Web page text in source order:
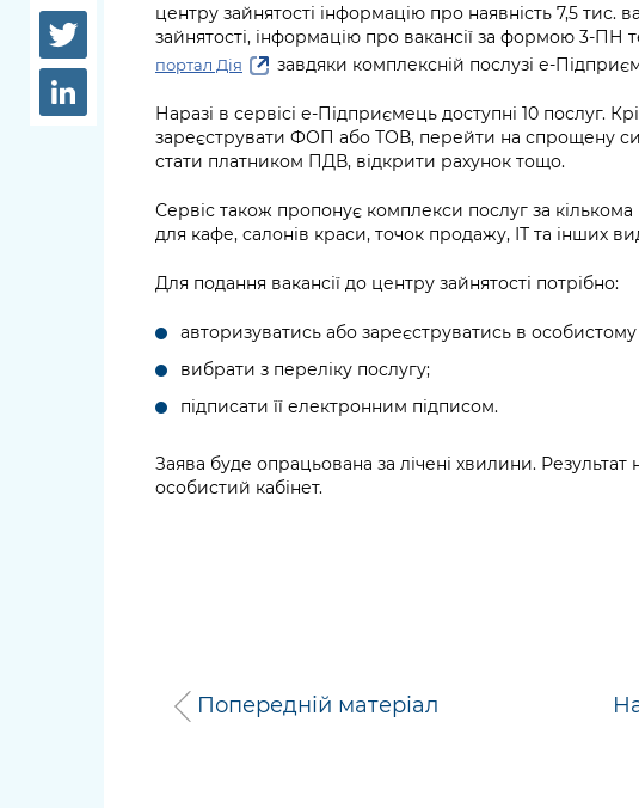
Структура
Рішення та розпорядження
Проєкти розпоряджень, що
перебувають на погодженні
довідки
Лікарні та
Освіта та
заклади
парковки
Навколишнє
середовище міста
центру зайнятості інформацію про наявність 7,5 тис.
зайнятості, інформацію про вакансії за формою 3-
портал Дія завдяки комплексній послузі е-
Наразі в сервісі е-Підприємець доступні 10 послуг.
зареєструвати ФОП або ТОВ, перейти на спрощену
стати платником ПДВ, відкрити рахунок тощо.
Сервіс також пропонує комплекси послуг за
для кафе, салонів краси, точок продажу, ІТ та інших
Для подання вакансії до центру зайнятості потрібно:
авторизуватись або зареєструватись в особистому
вибрати з переліку послугу;
підписати її електронним підписом.
Заява буде опрацьована за лічені хвилини. Результат
особистий кабінет.
Попередній матеріал